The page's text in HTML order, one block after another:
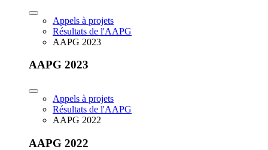
Appels à projets
Résultats de l'AAPG
AAPG 2023
AAPG 2023
Appels à projets
Résultats de l'AAPG
AAPG 2022
AAPG 2022